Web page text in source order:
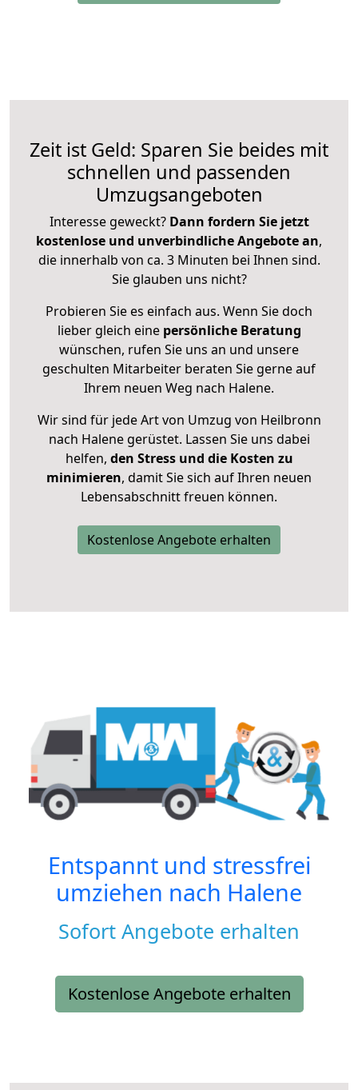
Zeit ist Geld: Sparen Sie beides mit
schnellen und passenden
Umzugsangeboten
Interesse geweckt? Dann fordern Sie jetzt
kostenlose und unverbindliche Angebote an,
die innerhalb von ca. 3 Minuten bei Ihnen sind.
Sie glauben uns nicht?
Probieren Sie es einfach aus. Wenn Sie doch
lieber gleich eine persönliche Beratung
wünschen, rufen Sie uns an und unsere
geschulten Mitarbeiter beraten Sie gerne auf
Ihrem neuen Weg nach Halene.
Wir sind für jede Art von Umzug von Heilbronn
nach Halene gerüstet. Lassen Sie uns dabei
helfen, den Stress und die Kosten zu
minimieren, damit Sie sich auf Ihren neuen
Lebensabschnitt freuen können.
Kostenlose Angebote erhalten
Entspannt und stressfrei
umziehen nach Halene
Sofort Angebote erhalten
Kostenlose Angebote erhalten